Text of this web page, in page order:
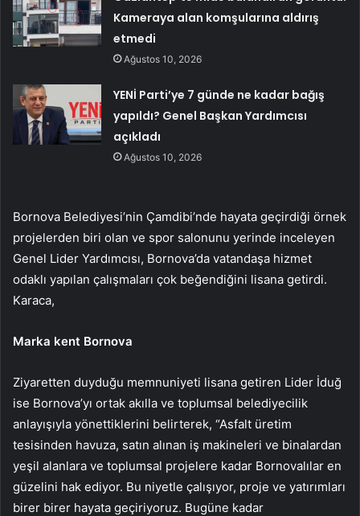
Kameraya alan komşularına aldırış
etmedi
Ağustos 10, 2026
YENİ Parti’ye 7 günde ne kadar bağış
yapıldı? Genel Başkan Yardımcısı
açıkladı
Ağustos 10, 2026
Bornova Belediyesi’nin Çamdibi’nde hayata geçirdiği örnek
projelerden biri olan ve spor salonunu yerinde inceleyen
Genel Lider Yardımcısı, Bornova’da vatandaşa hizmet
odaklı yapılan çalışmaları çok beğendiğini lisana getirdi.
Karaca,
Marka kent Bornova
Ziyaretten duyduğu memnuniyeti lisana getiren Lider İduğ
ise Bornova’yı ortak akılla ve toplumsal belediyecilik
anlayışıyla yönettiklerini belirterek, “Asfalt üretim
tesisinden havuza, satın alınan iş makineleri ve binalardan
yeşil alanlara ve toplumsal projelere kadar Bornovalılar en
güzelini hak ediyor. Bu niyetle çalışıyor, proje ve yatırımları
birer birer hayata geçiriyoruz. Bugüne kadar